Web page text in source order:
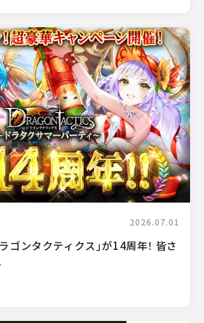
2026.07.01
ゴンタクティクス」が14周年！ 皆さ